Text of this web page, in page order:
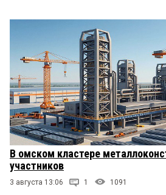
В омском кластере
участников
3 августа 13:06 1 1091